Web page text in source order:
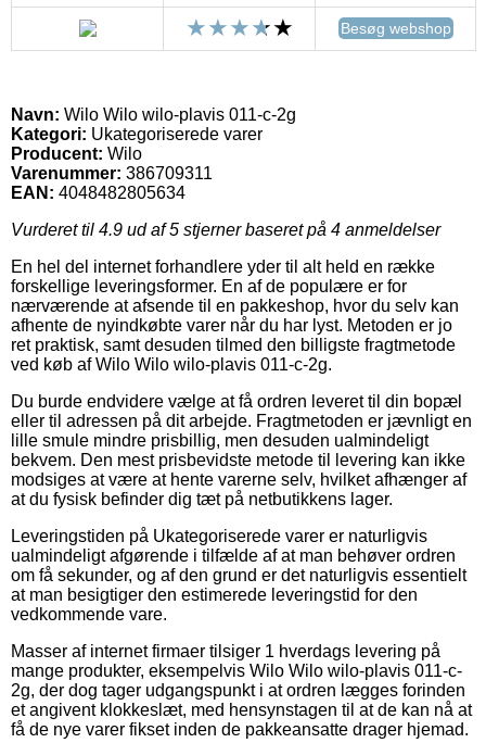
Besøg webshop
Navn: Wilo Wilo wilo-plavis 011-c-2g
Kategori: Ukategoriserede varer
Producent: Wilo
Varenummer: 386709311
EAN: 4048482805634
Vurderet til 4.9 ud af 5 stjerner baseret på 4 anmeldelser
En hel del internet forhandlere yder til alt held en række
forskellige leveringsformer. En af de populære er for
nærværende at afsende til en pakkeshop, hvor du selv kan
afhente de nyindkøbte varer når du har lyst. Metoden er jo
ret praktisk, samt desuden tilmed den billigste fragtmetode
ved køb af Wilo Wilo wilo-plavis 011-c-2g.
Du burde endvidere vælge at få ordren leveret til din bopæl
eller til adressen på dit arbejde. Fragtmetoden er jævnligt en
lille smule mindre prisbillig, men desuden ualmindeligt
bekvem. Den mest prisbevidste metode til levering kan ikke
modsiges at være at hente varerne selv, hvilket afhænger af
at du fysisk befinder dig tæt på netbutikkens lager.
Leveringstiden på Ukategoriserede varer er naturligvis
ualmindeligt afgørende i tilfælde af at man behøver ordren
om få sekunder, og af den grund er det naturligvis essentielt
at man besigtiger den estimerede leveringstid for den
vedkommende vare.
Masser af internet firmaer tilsiger 1 hverdags levering på
mange produkter, eksempelvis Wilo Wilo wilo-plavis 011-c-
2g, der dog tager udgangspunkt i at ordren lægges forinden
et angivent klokkeslæt, med hensynstagen til at de kan nå at
få de nye varer fikset inden de pakkeansatte drager hjemad.